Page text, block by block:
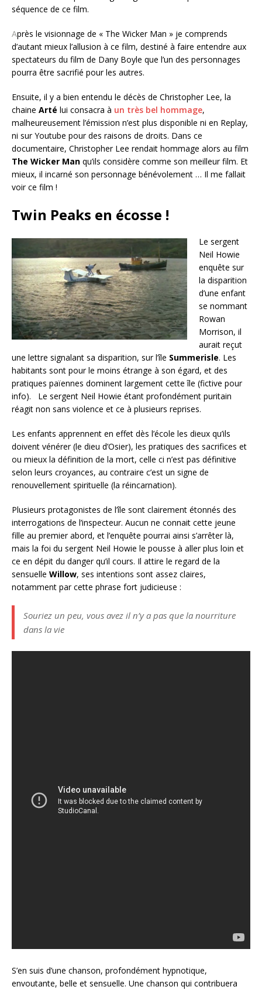
séquence de ce film.
Après le visionnage de « The Wicker Man » je comprends
d’autant mieux l’allusion à ce film, destiné à faire entendre aux
spectateurs du film de Dany Boyle que l’un des personnages
pourra être sacrifié pour les autres.
Ensuite, il y a bien entendu le décès de Christopher Lee, la
chaine Arté lui consacra à un très bel hommage,
malheureusement l’émission n’est plus disponible ni en Replay,
ni sur Youtube pour des raisons de droits. Dans ce
documentaire, Christopher Lee rendait hommage alors au film
The Wicker Man qu’ils considère comme son meilleur film. Et
mieux, il incarné son personnage bénévolement … Il me fallait
voir ce film !
Twin Peaks en écosse !
Le sergent
Neil Howie
enquête sur
la disparition
d’une enfant
se nommant
Rowan
Morrison, il
aurait reçut
une lettre signalant sa disparition, sur l’île Summerisle. Les
habitants sont pour le moins étrange à son égard, et des
pratiques païennes dominent largement cette île (fictive pour
info). Le sergent Neil Howie étant profondément puritain
réagit non sans violence et ce à plusieurs reprises.
Les enfants apprennent en effet dès l’école les dieux qu’ils
doivent vénérer (le dieu d’Osier), les pratiques des sacrifices et
ou mieux la définition de la mort, celle ci n’est pas définitive
selon leurs croyances, au contraire c’est un signe de
renouvellement spirituelle (la réincarnation).
Plusieurs protagonistes de l’île sont clairement étonnés des
interrogations de l’inspecteur. Aucun ne connait cette jeune
fille au premier abord, et l’enquête pourrai ainsi s’arrêter là,
mais la foi du sergent Neil Howie le pousse à aller plus loin et
ce en dépit du danger qu’il cours. Il attire le regard de la
sensuelle Willow, ses intentions sont assez claires,
notamment par cette phrase fort judicieuse :
Souriez un peu, vous avez il n’y a pas que la nourriture
dans la vie
S’en suis d’une chanson, profondément hypnotique,
envoutante, belle et sensuelle. Une chanson qui contribuera